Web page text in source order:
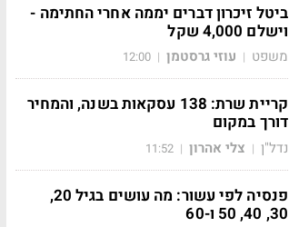
ביטל זיכרון דברים יממה אחרי החתימה -
וישלם 4,000 שקל
משפט | עוזי גרסטמן |
12:00
קריית שרת: 138 עסקאות בשנה, והמחיר
דורך במקום
נדל"ן | צלי אהרון |
11:52
פנסיה לפי עשור: מה עושים בגיל 20,
30, 40, 50 ו-60